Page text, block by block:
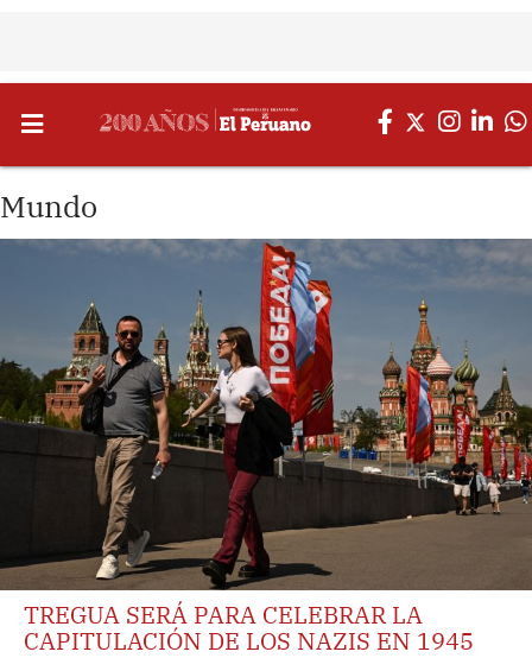
Mundo
TREGUA SERÁ PARA CELEBRAR LA
CAPITULACIÓN DE LOS NAZIS EN 1945